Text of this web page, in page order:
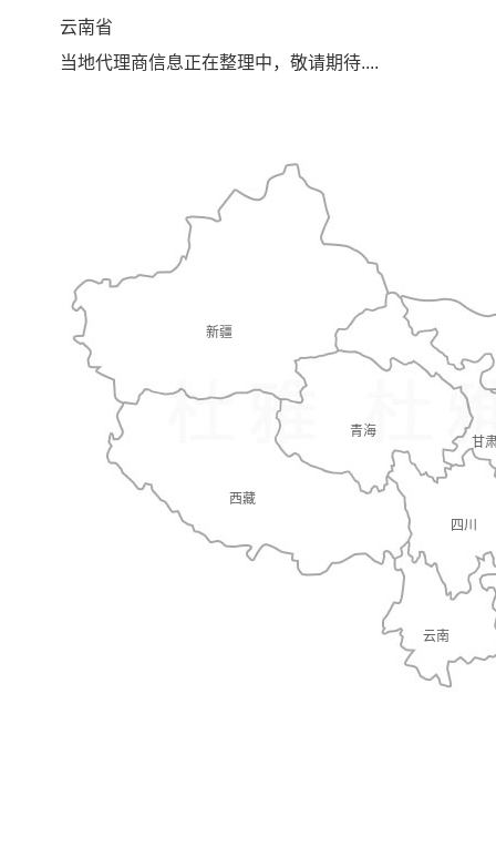
云南省
当地代理商信息正在整理中，敬请期待....
新疆
西藏
青海
甘
云南
四川